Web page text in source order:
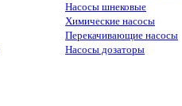
Насосы шнековые
Химические насосы
Перекачивающие насосы
Насосы дозаторы